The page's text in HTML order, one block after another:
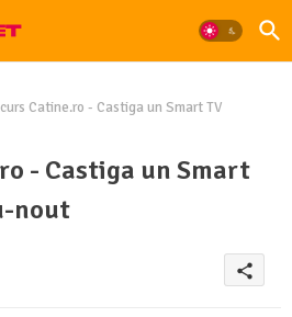
Catine.ro - Castiga un Smart TV
- Castiga un Smart
nout
share